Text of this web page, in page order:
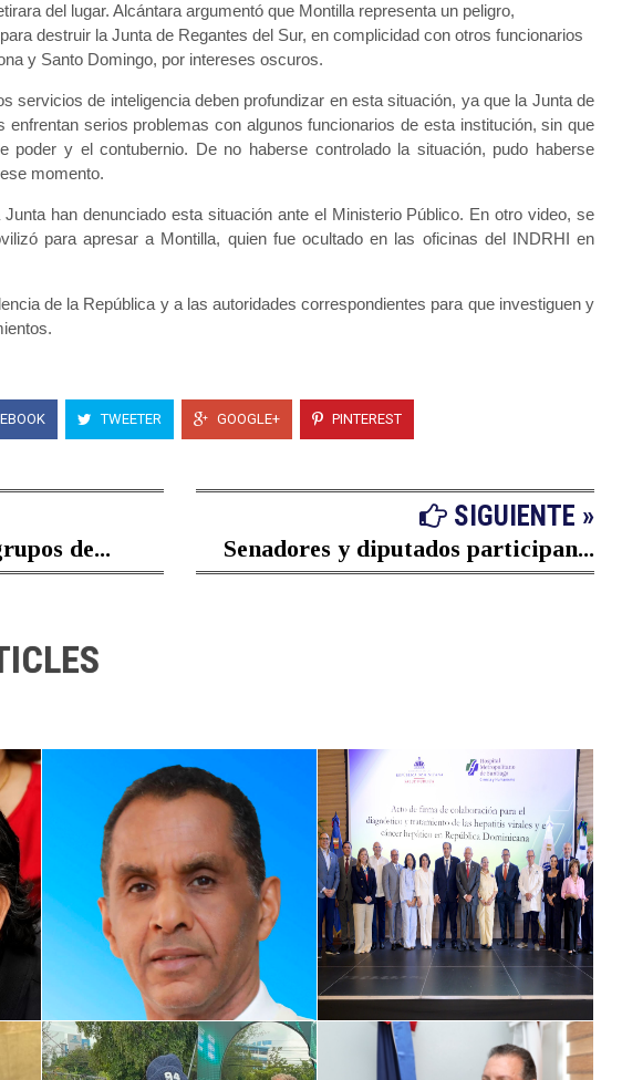
del lugar. Alcántara argumentó que Montilla representa un peligro,
destruir la Junta de Regantes del Sur, en complicidad con otros funcionarios
y Santo Domingo, por intereses oscuros.
servicios de inteligencia deben profundizar en esta situación, ya que la Junta de
enfrentan serios problemas con algunos funcionarios de esta institución, sin que
poder y el contubernio. De no haberse controlado la situación, pudo haberse
momento.
han denunciado esta situación ante el Ministerio Público. En otro video, se
para apresar a Montilla, quien fue ocultado en las oficinas del INDRHI en
de la República y a las autoridades correspondientes para que investiguen y
TWEETER GOOGLE+ PINTEREST
de...
SIGUIENTE »
Senadores y diputados participan...